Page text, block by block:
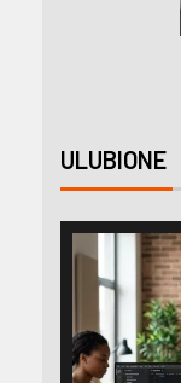
ULUBIONE